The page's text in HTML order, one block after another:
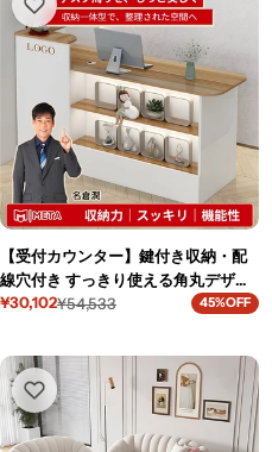
ン
【受付カウンター】鍵付き収納・配
線穴付き すっきり使える角丸デザイ
ンのオフィス受付台 JDT-M-104-kc
セ
ル
価
格
¥30,102
通
価
格
¥54,533 45%OFF